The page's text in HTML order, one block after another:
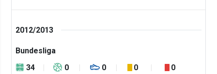
2012/2013
Bundesliga
34
0 0 0 0